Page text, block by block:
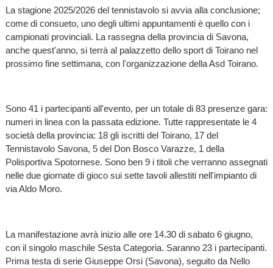
La stagione 2025/2026 del tennistavolo si avvia alla conclusione;
come di consueto, uno degli ultimi appuntamenti è quello con i
campionati provinciali. La rassegna della provincia di Savona,
anche quest'anno, si terrà al palazzetto dello sport di Toirano nel
prossimo fine settimana, con l'organizzazione della Asd Toirano.
Sono 41 i partecipanti all'evento, per un totale di 83 presenze gara:
numeri in linea con la passata edizione. Tutte rappresentate le 4
società della provincia: 18 gli iscritti del Toirano, 17 del
Tennistavolo Savona, 5 del Don Bosco Varazze, 1 della
Polisportiva Spotornese. Sono ben 9 i titoli che verranno assegnati
nelle due giornate di gioco sui sette tavoli allestiti nell'impianto di
via Aldo Moro.
La manifestazione avrà inizio alle ore 14.30 di sabato 6 giugno,
con il singolo maschile Sesta Categoria. Saranno 23 i partecipanti.
Prima testa di serie Giuseppe Orsi (Savona), seguito da Nello